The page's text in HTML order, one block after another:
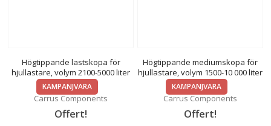
KAMPANJVARA
Högtippande lastskopa för
hjullastare, volym 2100-5000 liter
Carrus Components
Offert!
KAMPANJVARA
Högtippande mediumskopa för
hjullastare, volym 1500-10 000 liter
Carrus Components
Offert!